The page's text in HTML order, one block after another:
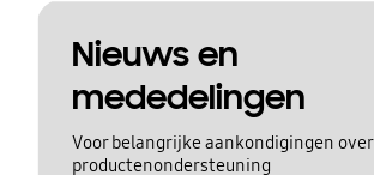
Nieuws en
mededelingen
Voor belangrijke aankondigingen over
productenondersteuning